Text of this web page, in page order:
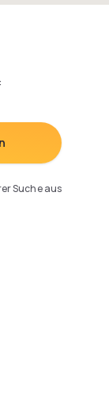
:
Suche aus